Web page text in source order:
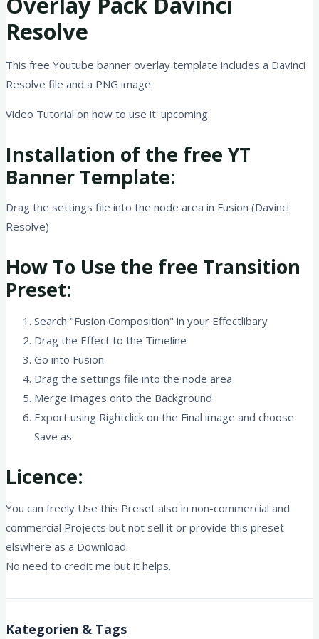
Resolve
This free Youtube banner overlay template includes a Davinci
Resolve file and a PNG image.
Video Tutorial on how to use it: upcoming
Installation of the free YT
Banner Template:
Drag the settings file into the node area in Fusion (Davinci
Resolve)
How To Use the free Transition
Preset:
Search "Fusion Composition" in your Effectlibary
Drag the Effect to the Timeline
Go into Fusion
Drag the settings file into the node area
Merge Images onto the Background
Export using Rightclick on the Final image and choose
Save as
Licence:
You can freely Use this Preset also in non-commercial and
commercial Projects but not sell it or provide this preset
elswhere as a Download.
No need to credit me but it helps.
Kategorien & Tags